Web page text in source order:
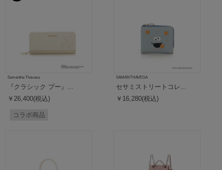
Samantha Thavasa
『クラシック プー』...
￥26,400(税込)
コラボ商品
SAMANTHAVEGA
セサミストリートコレ...
￥16,280(税込)